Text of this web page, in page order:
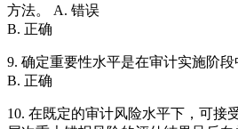
方法。 A. 错误
B. 正确
9. 确定重要性水平是在审计实施阶
B. 正确
10. 在既定的审计风险水平下，可接